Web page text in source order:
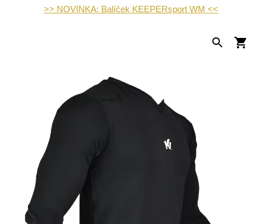
>> NOVINKA: Balíček KEEPERsport WM <<